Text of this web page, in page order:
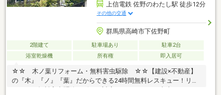
上信電鉄 佐野のわたし駅 徒歩12分
その他の交通
群馬県高崎市下佐野町
2階建て 駐車場あり
駐車2台
浴室乾燥機
所有権 即入居可
☆☆ 木ノ葉リフォーム・無料害虫駆除 ☆☆【建設×不動産】
の『木』『ノ』『葉』だからできる24時間無料レスキュー！リフ